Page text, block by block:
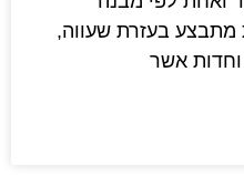
מתבצע בעזרת שעווה,
וחדות אשר